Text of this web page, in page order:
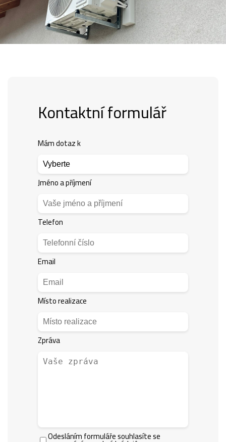
Kontaktní formulář
Mám dotaz k
Jméno a příjmení
Telefon
Email
Místo realizace
Zpráva
Odesláním formuláře souhlasíte se